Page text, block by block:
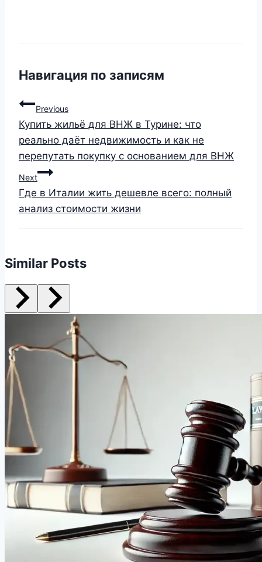
Навигация по записям
Previous
Купить жильё для ВНЖ в Турине: что
реально даёт недвижимость и как не
перепутать покупку с основанием для ВНЖ
Next
Где в Италии жить дешевле всего: полный
анализ стоимости жизни
Similar Posts